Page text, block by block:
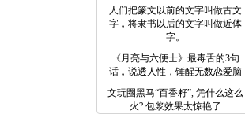
人们把篆文以前的文字叫做古文
字，将隶书以后的文字叫做近体
字。
《月亮与六便士》最毒舌的3句
话，说透人性，锤醒无数恋爱脑
文玩圈黑马“百香籽”, 凭什么这么
火? 包浆效果太惊艳了